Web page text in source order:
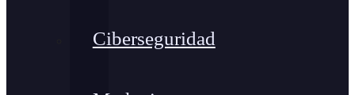
Ciberseguridad